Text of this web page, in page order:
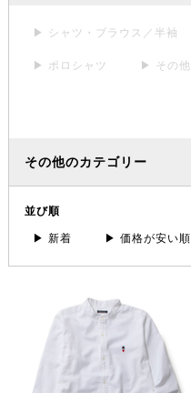
▶ シャツ・ブラウス／半袖
▶ ポロシャツ ▶ その他
その他のカテゴリー
並び順
▶ 新着 ▶ 価格が安い順